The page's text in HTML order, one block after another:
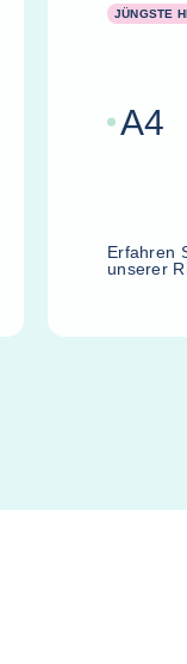
JÜNGSTE
A4
Erfahren
unserer